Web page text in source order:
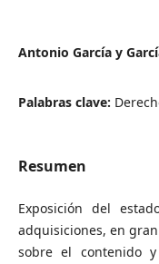
Antonio García y
Palabras clave:
Resumen
Exposición del
adquisiciones, en
sobre el contenido